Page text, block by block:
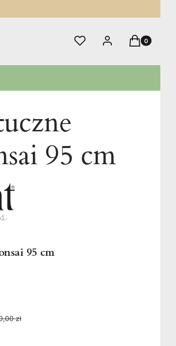
Ulubione Zaloguj sięProdukty w
Koszyk
95 cm
95 cm
zł